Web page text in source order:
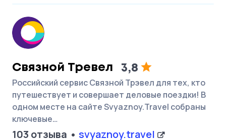
Связной Тревел 3,8
Российский сервис Связной Трэвел для тех, кто
путешествует и совершает деловые поездки! В
одном месте на сайте Svyaznoy.Travel собраны
ключевые…
103 отзыва svyaznoy.travel